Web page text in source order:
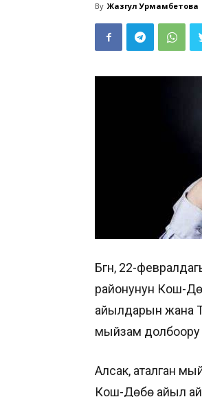
By Жазгул Урмамбетова
Бүгүн, 22-
районунун Кош-
айылдарын жана
мыйзам долбоору
Алсак, аталган
Кош-Дөбө айыл